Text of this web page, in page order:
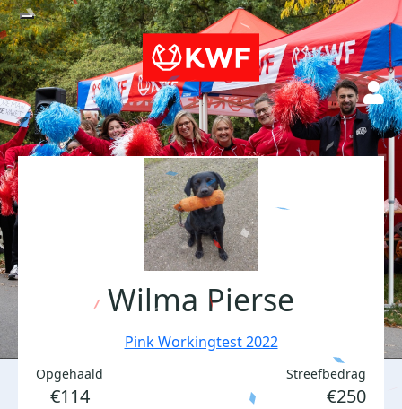
Wilma Pierse
Pink Workingtest 2022
Opgehaald
€114
Streefbedrag
€250